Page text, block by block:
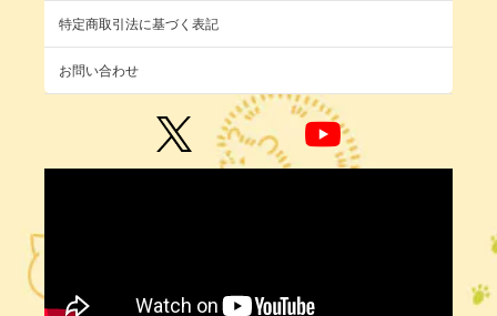
特定商取引法に基づく表記
お問い合わせ